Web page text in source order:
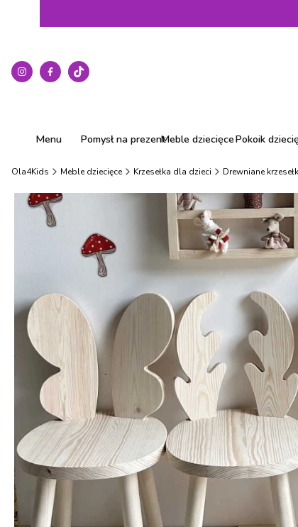
Menu Pomysł na prezentMeble dziecięcePokoik
Ola4Kids Meble dziecięce Krzesełka dla dzieci Drewniane